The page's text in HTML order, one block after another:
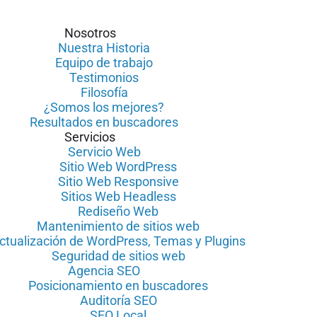
Nosotros
Nuestra Historia
Equipo de trabajo
Testimonios
Filosofía
¿Somos los mejores?
Resultados en buscadores
Servicios
Servicio Web
Sitio Web WordPress
Sitio Web Responsive
Sitios Web Headless
Rediseño Web
Mantenimiento de sitios web
de WordPress, Temas y Plugins
Seguridad de sitios web
Agencia SEO
Posicionamiento en buscadores
Auditoría SEO